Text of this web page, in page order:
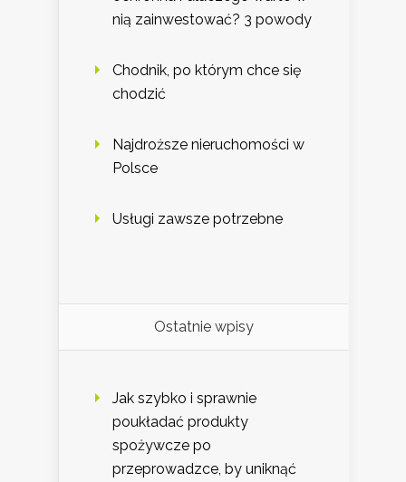
nią zainwestować? 3 powody
Chodnik, po którym chce się
chodzić
Najdroższe nieruchomości w
Polsce
Usługi zawsze potrzebne
Ostatnie wpisy
Jak szybko i sprawnie
poukładać produkty
spożywcze po
przeprowadzce, by uniknąć